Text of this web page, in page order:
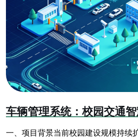
车辆管理系统：校园交通
一、项目背景当前校园建设规模持续